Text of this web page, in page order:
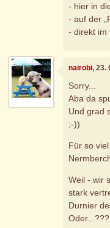
- hier in
- auf der
- direkt im
nairobi, 23.
Sorry...
Aba da
Und grad
;-))
Für so
Weil - wir
stark
Durnier